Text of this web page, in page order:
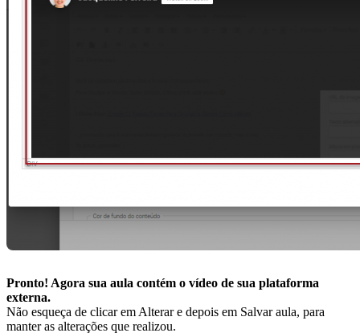
Pronto! Agora sua aula contém o vídeo de sua plataforma
externa.
Não esqueça de clicar em Alterar e depois em Salvar aula, para
manter as alterações que realizou.